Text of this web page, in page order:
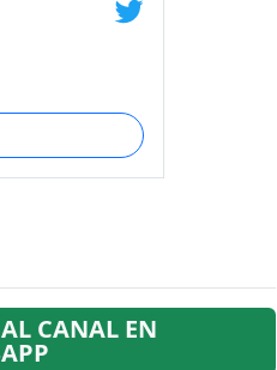
CANAL EN